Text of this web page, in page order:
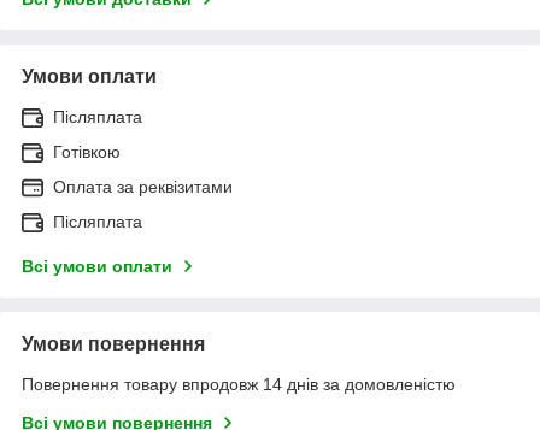
Умови оплати
Післяплата
Готівкою
Оплата за реквізитами
Післяплата
Всі умови оплати
Умови повернення
Повернення товару впродовж 14 днів за домовленістю
Всі умови повернення